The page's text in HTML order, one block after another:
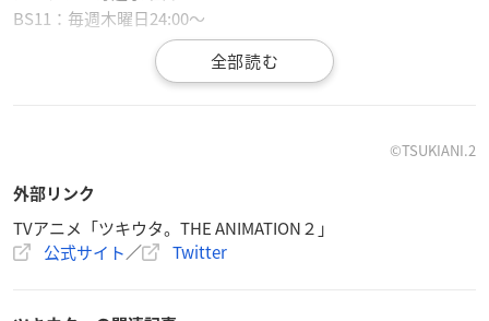
BS11：毎週木曜日24:00〜
ト、Six Gravity（シックスグラビティー／通称：グラビ）とPr
て兄弟ユニット。
ツキプロの看板ユニットとして充実した日々を過ごしつつも、
デビュー当時と変わらない賑やかな共同生活を送っている。
©TSUKIANI.2
外部リンク
TVアニメ「ツキウタ。THE ANIMATION２」
公式サイト／ Twitter